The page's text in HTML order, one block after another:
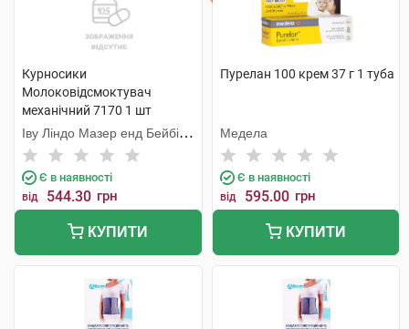
Курносики
Молоковідсмоктувач
механічний 7170 1 шт
Іву Ліндо Мазер енд Бейбі
Продактс
Є в наявності
від 544.30 грн
КУПИТИ
Пурелан 100 крем 37 г 1 туба
Медела
Є в наявності
від 595.00 грн
КУПИТИ